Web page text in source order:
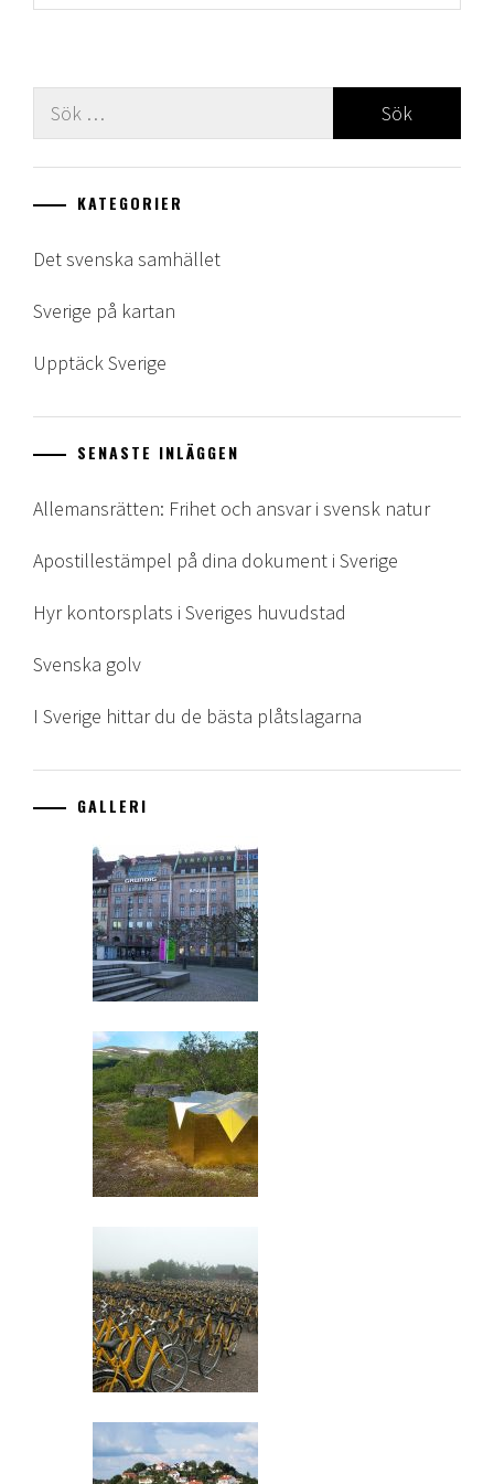
Sök
KATEGORIER
Det svenska samhället
Sverige på kartan
Upptäck Sverige
SENASTE INLÄGGEN
Allemansrätten: Frihet och ansvar i svensk natur
Apostillestämpel på dina dokument i Sverige
Hyr kontorsplats i Sveriges huvudstad
Svenska golv
I Sverige hittar du de bästa plåtslagarna
GALLERI